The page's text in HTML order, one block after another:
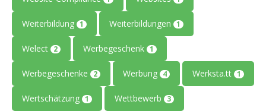
Weiterbildung 1 Weiterbildungen 1
Welect 2 Werbegeschenk 1
Werbegeschenke 2 Werbung 4 Werksta.tt 1
Wertschätzung 1 Wettbewerb 3